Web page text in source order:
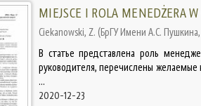
MIEJSCE I ROLA MENEDŻERA
Ciekanowski, Z. (БрГУ Имени А.С. Пушкина,
В статье представлена роль
руководителя, перечислены
...
2020-12-23